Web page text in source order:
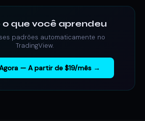
o que você aprendeu
padrões automaticamente no
TradingView.
— A partir de $19/mês →